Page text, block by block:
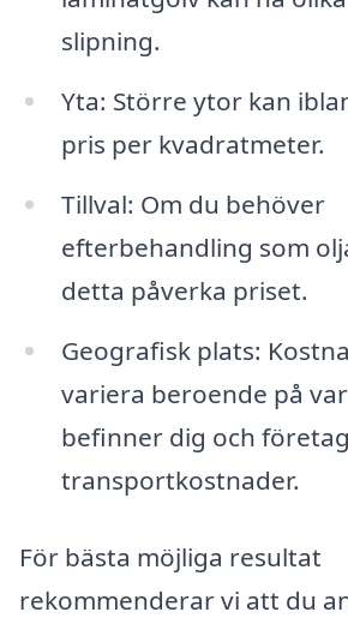
slipning.
Yta: Större ytor kan
pris per kvadratmeter.
Tillval: Om du behöver
efterbehandling som
detta påverka priset.
Geografisk plats:
variera beroende på
befinner dig och
transportkostnader.
För bästa möjliga resultat
rekommenderar vi att du